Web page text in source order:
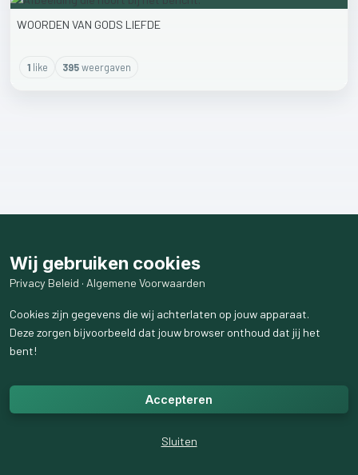
WOORDEN VAN GODS LIEFDE
1like 395weergaven
Wij gebruiken cookies
Privacy Beleid · Algemene Voorwaarden
Cookies zijn gegevens die wij achterlaten op jouw apparaat.
Deze zorgen bijvoorbeeld dat jouw browser onthoud dat jij het
bent!
Accepteren
Sluiten